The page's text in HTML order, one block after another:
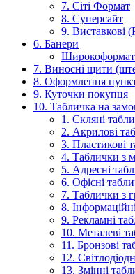
7. Сіті Формат
8. Суперсайт
9. Виставкові
6. Банери
7. Виносні щити
8. Оформлення
9. Куточки покупця
10. Табличка на
1. Скляні
2. Акрилові
3. Пластикові
4. Таблички з
5. Адресні
6. Офісні
7. Таблички з
8.
9. Рекламні
10. Металеві
11. Бронзові
12.
13. Змінні